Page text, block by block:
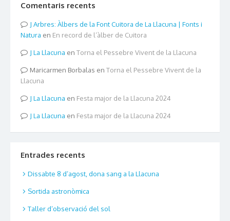
Comentaris recents
Arbres: Àlbers de la Font Cuitora de La Llacuna | Fonts i
Natura en En record de l’àlber de Cuitora
La Llacuna en Torna el Pessebre Vivent de la Llacuna
Maricarmen Borbalas en Torna el Pessebre Vivent de la
Llacuna
La Llacuna en Festa major de la Llacuna 2024
La Llacuna en Festa major de la Llacuna 2024
Entrades recents
Dissabte 8 d’agost, dona sang a la Llacuna
Sortida astronòmica
Taller d’observació del sol